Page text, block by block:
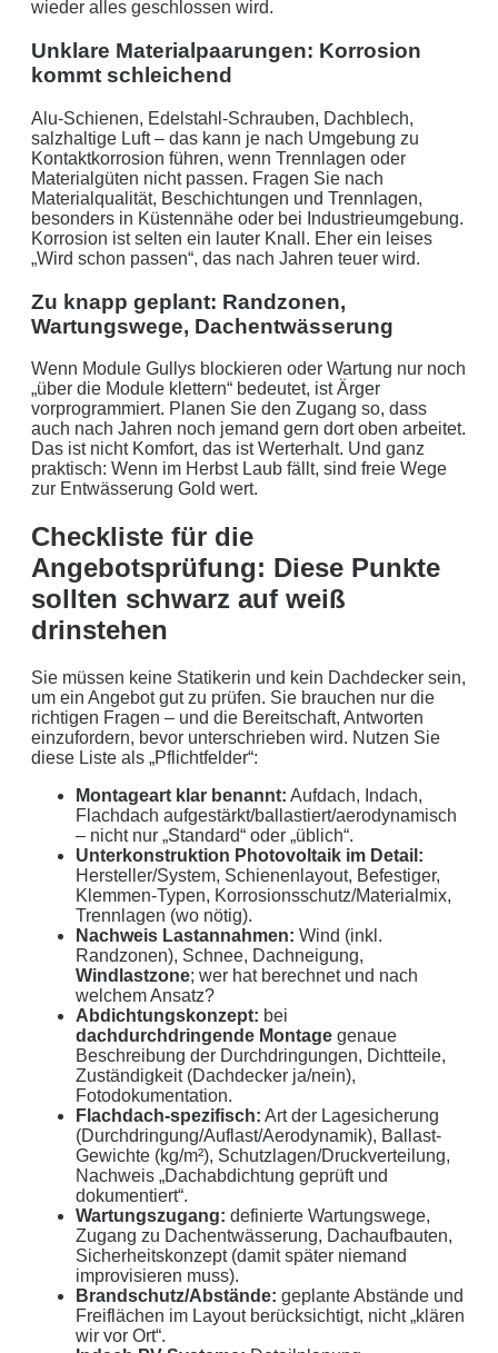
wieder alles geschlossen wird.
Unklare Materialpaarungen: Korrosion
kommt schleichend
Alu-Schienen, Edelstahl-Schrauben, Dachblech,
salzhaltige Luft – das kann je nach Umgebung zu
Kontaktkorrosion führen, wenn Trennlagen oder
Materialgüten nicht passen. Fragen Sie nach
Materialqualität, Beschichtungen und Trennlagen,
besonders in Küstennähe oder bei Industrieumgebung.
Korrosion ist selten ein lauter Knall. Eher ein leises
„Wird schon passen“, das nach Jahren teuer wird.
Zu knapp geplant: Randzonen,
Wartungswege, Dachentwässerung
Wenn Module Gullys blockieren oder Wartung nur noch
„über die Module klettern“ bedeutet, ist Ärger
vorprogrammiert. Planen Sie den Zugang so, dass
auch nach Jahren noch jemand gern dort oben arbeitet.
Das ist nicht Komfort, das ist Werterhalt. Und ganz
praktisch: Wenn im Herbst Laub fällt, sind freie Wege
zur Entwässerung Gold wert.
Checkliste für die
Angebotsprüfung: Diese Punkte
sollten schwarz auf weiß
drinstehen
Sie müssen keine Statikerin und kein Dachdecker sein,
um ein Angebot gut zu prüfen. Sie brauchen nur die
richtigen Fragen – und die Bereitschaft, Antworten
einzufordern, bevor unterschrieben wird. Nutzen Sie
diese Liste als „Pflichtfelder“:
Montageart klar benannt: Aufdach, Indach,
Flachdach aufgestärkt/ballastiert/aerodynamisch
– nicht nur „Standard“ oder „üblich“.
Unterkonstruktion Photovoltaik im Detail:
Hersteller/System, Schienenlayout, Befestiger,
Klemmen-Typen, Korrosionsschutz/Materialmix,
Trennlagen (wo nötig).
Nachweis Lastannahmen: Wind (inkl.
Randzonen), Schnee, Dachneigung,
Windlastzone; wer hat berechnet und nach
welchem Ansatz?
Abdichtungskonzept: bei
dachdurchdringende Montage genaue
Beschreibung der Durchdringungen, Dichtteile,
Zuständigkeit (Dachdecker ja/nein),
Fotodokumentation.
Flachdach-spezifisch: Art der Lagesicherung
(Durchdringung/Auflast/Aerodynamik), Ballast-
Gewichte (kg/m²), Schutzlagen/Druckverteilung,
Nachweis „Dachabdichtung geprüft und
dokumentiert“.
Wartungszugang: definierte Wartungswege,
Zugang zu Dachentwässerung, Dachaufbauten,
Sicherheitskonzept (damit später niemand
improvisieren muss).
Brandschutz/Abstände: geplante Abstände und
Freiflächen im Layout berücksichtigt, nicht „klären
wir vor Ort“.